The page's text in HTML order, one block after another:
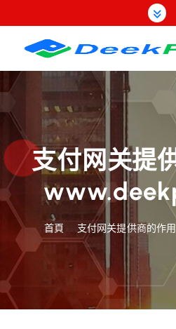
至
支付网关提
首頁 支付网关提供商的作